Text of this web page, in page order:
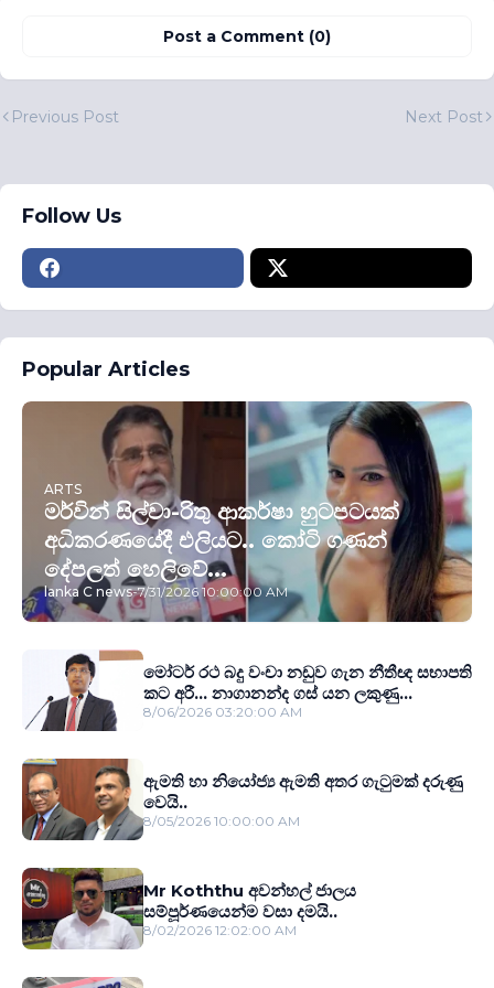
Post a Comment (0)
Previous Post Next Post
Follow Us
Popular Articles
ARTS
මර්වින් සිල්වා-රිතු ආකර්ෂා හුටපටයක්
අධිකරණයේදී එලියට.. කෝටි ගණන්
දේපලත් හෙලිවේ...
lanka C news-7/31/2026 10:00:00 AM
මෝටර් රථ බදු වංචා නඩුව ගැන නීතීඥ සභාපති
කට අරී... නාගානන්ද ගස් යන ලකුණු...
8/06/2026 03:20:00 AM
ඇමති හා නියෝජ්‍ය ඇමති අතර ගැටුමක් දරුණු
වෙයි..
8/05/2026 10:00:00 AM
Mr Koththu අවන්හල් ජාලය
සම්පූර්ණයෙන්ම වසා දමයි..
8/02/2026 12:02:00 AM